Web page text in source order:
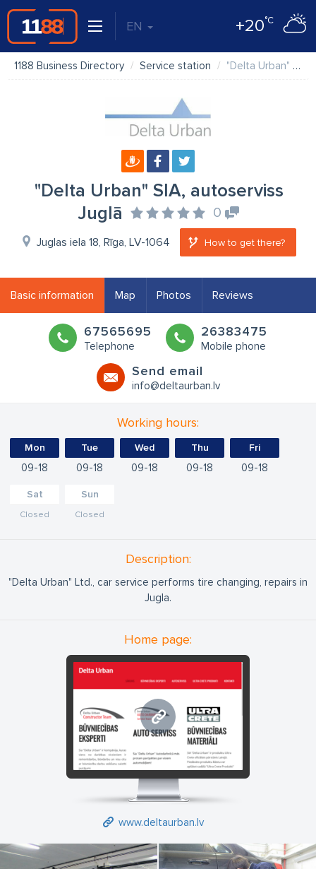
EN +20°C
1188 Business Directory Service station "Delta Urban" SIA, autoserviss Juglā
"Delta Urban" SIA, autoserviss
Juglā
0
Juglas iela 18, Rīga, LV-1064 How to get there?
Basic information Map Photos Reviews
67565695
Telephone
26383475
Mobile phone
Send email
info@deltaurban.lv
Working hours:
Mon
09 18
Tue
09 18
Wed
09 18
Thu
09 18
Fri
09 18
Sat
Closed
Sun
Closed
Description:
"Delta Urban" Ltd., car service performs tire changing, repairs in
Jugla.
Home page:
www.deltaurban.lv
www.deltaurban.lv